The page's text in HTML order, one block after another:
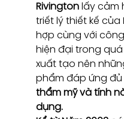
Rivingtonlấy cảm
triết lý thiết kế của
hợp cùng với
hiện đại trong
xuất tạo nên
phẩm đáp ứng đủ
thẩm mỹ và tính
dụng.